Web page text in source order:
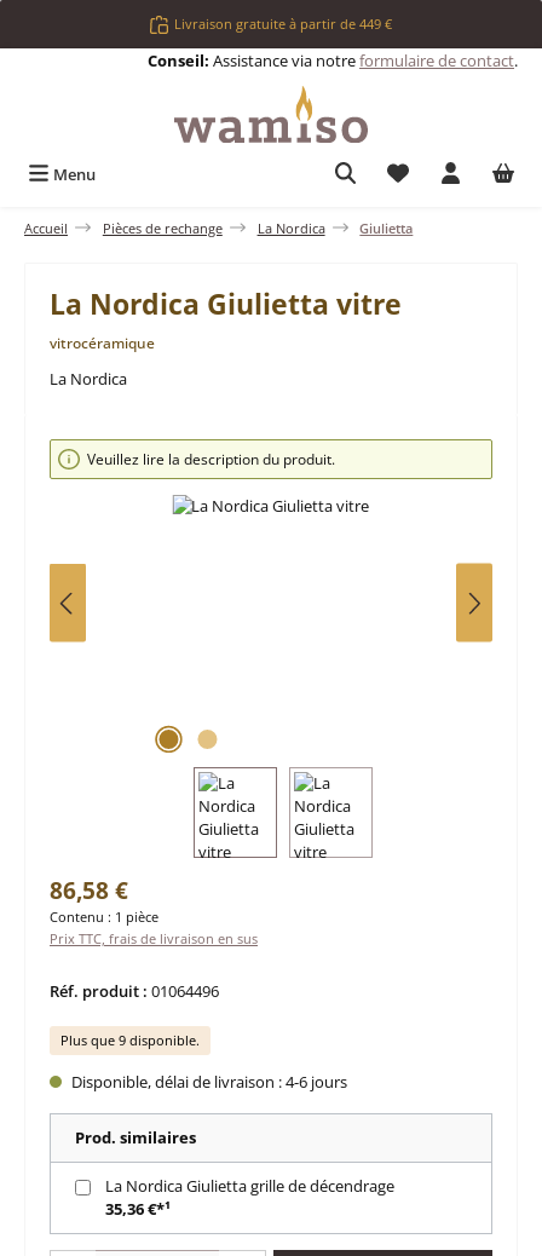
Passer au contenu principalLivraison gratuite à partir de 449 €
Conseil: Assistance via notreformulaire de contact.
Menu Vous avez 0
Accueil Pièces de rechange La Nordica Giulietta
La Nordica Giulietta vitre
vitrocéramique
La Nordica
Ignorer la galerie d'images
Veuillez lire la description du produit.
Prix régulier :
86,58 €
Contenu : 1 pièce
Prix TTC, frais de livraison en sus
Réf. produit : 01064496
Plus que 9 disponible.
Disponible, délai de livraison : 4-6 jours
Prod. similaires
La Nordica Giulietta grille de décendrage
35,36 €*¹